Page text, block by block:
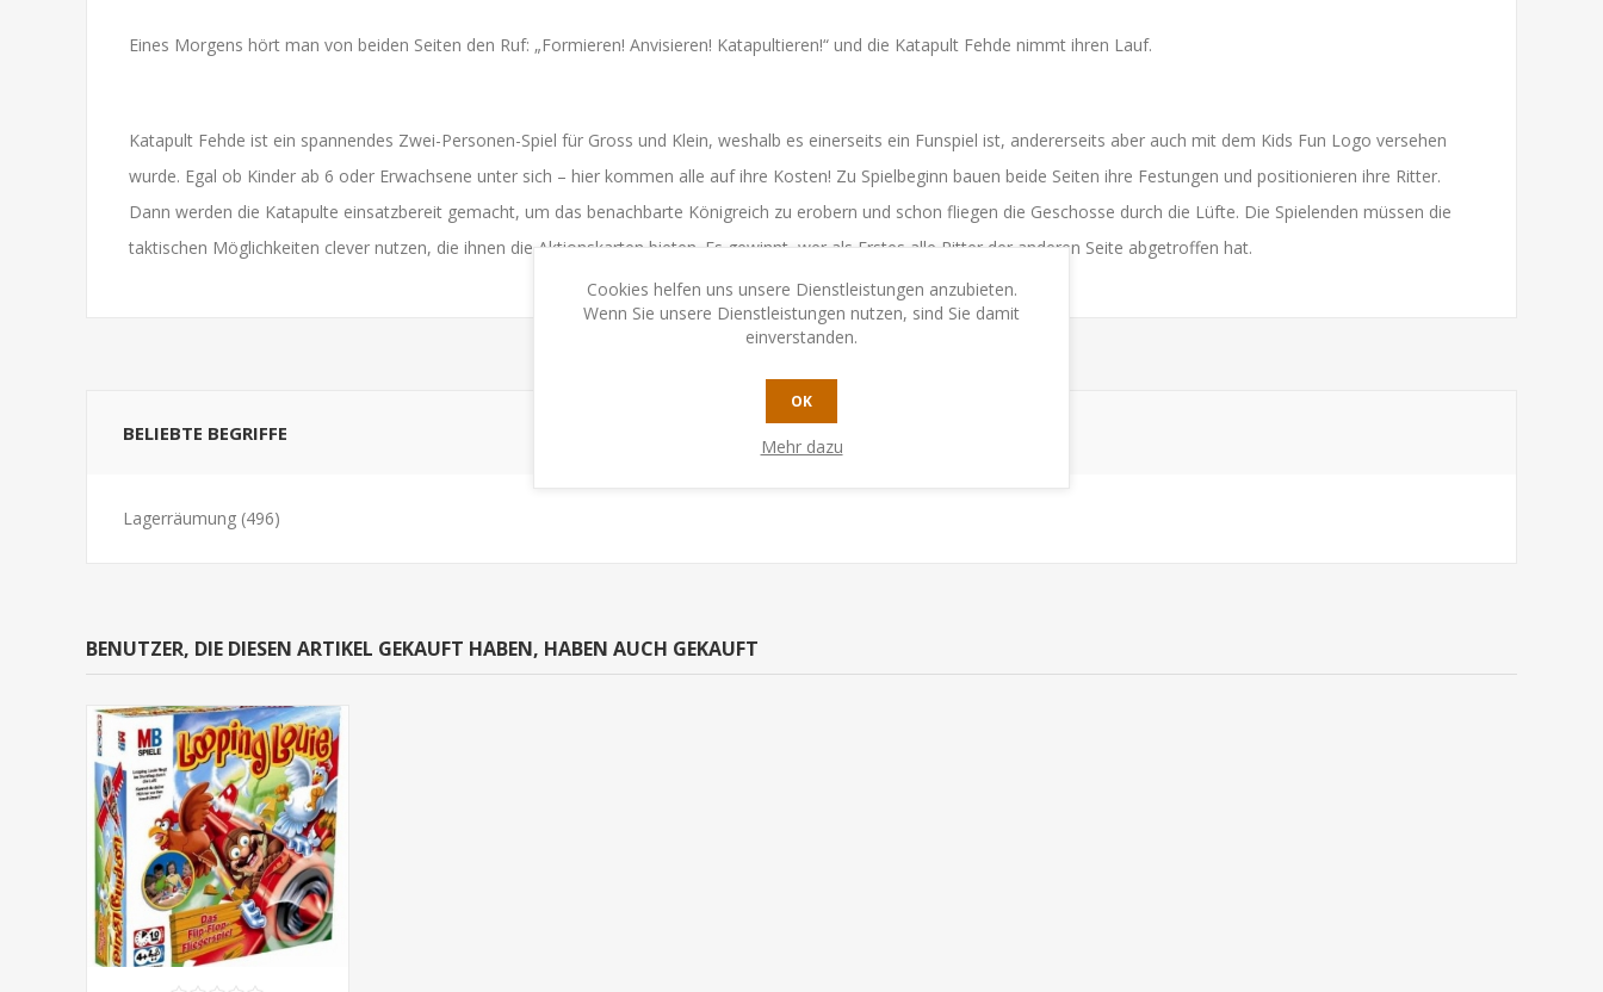
Eines Morgens hört man von beiden Seiten den Ruf: „Formieren! Anvisieren! Katapultieren!“ und die Katapult Fehde nimmt ihren Lauf.
Katapult Fehde ist ein spannendes Zwei-Personen-Spiel für Gross und Klein, weshalb es einerseits ein Funspiel ist, andererseits aber auch mit dem Kids Fun Logo versehen
wurde. Egal ob Kinder ab 6 oder Erwachsene unter sich – hier kommen alle auf ihre Kosten! Zu Spielbeginn bauen beide Seiten ihre Festungen und positionieren ihre Ritter.
Dann werden die Katapulte einsatzbereit gemacht, um das benachbarte Königreich zu erobern und schon fliegen die Geschosse durch die Lüfte. Die Spielenden müssen die
taktischen Möglichkeiten clever nutzen, die ihnen die Aktionskarten bieten. Es gewinnt, wer als Erstes alle Ritter der anderen Seite abgetroffen hat.
BELIEBTE BEGRIFFE
Lagerräumung (496)
BENUTZER, DIE DIESEN ARTIKEL GEKAUFT HABEN, HABEN AUCH GEKAUFT
Cookies helfen uns unsere Dienstleistungen anzubieten.
Wenn Sie unsere Dienstleistungen nutzen, sind Sie damit
einverstanden.
OK
Mehr dazu